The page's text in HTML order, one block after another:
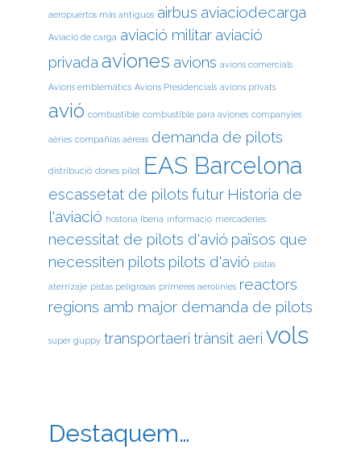
aeropuertos más antiguos airbus aviaciodecarga
Aviació de carga aviació militar aviació
privada aviones avions avions comercials
Avions emblemàtics Avions Presidencials avions privats
avió combustible combustible para aviones companyies
aèries compañías aéreas demanda de pilots
distribució dones pilot EAS Barcelona
escassetat de pilots futur Historia de
l'aviació hostoria Iberia informació mercaderies
necessitat de pilots d'avió països que
necessiten pilots pilots d'avió pistas
aterrizaje pistas peligrosas primeres aerolínies reactors
regions amb major demanda de pilots
super guppy transportaeri trànsit aeri vols
Destaquem…